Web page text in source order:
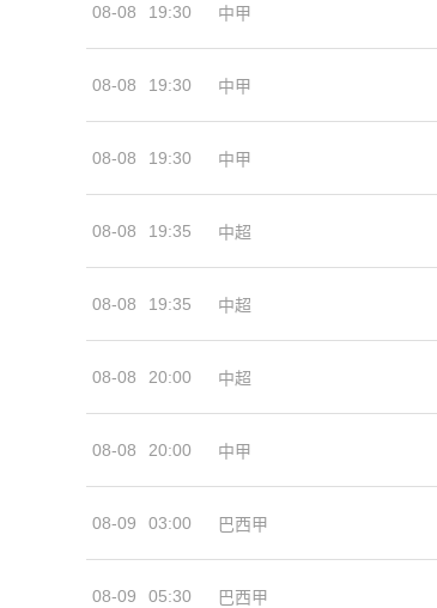
08-08 19:30 中甲
08-08 19:30 中甲
08-08 19:30 中甲
08-08 19:35 中超
08-08 19:35 中超
08-08 20:00 中超
08-08 20:00 中甲
08-09 03:00 巴西甲
08-09 05:30 巴西甲